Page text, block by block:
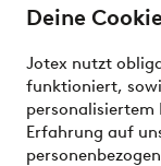
Deine
Jotex nutzt
funktioniert,
personalisiertem
Erfahrung auf
the latest